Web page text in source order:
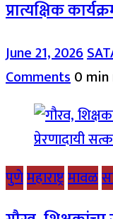
प्रात्यक्षिक
June 21, 2026
Comments0 min
पुणेमहाराष्ट्रमावळ